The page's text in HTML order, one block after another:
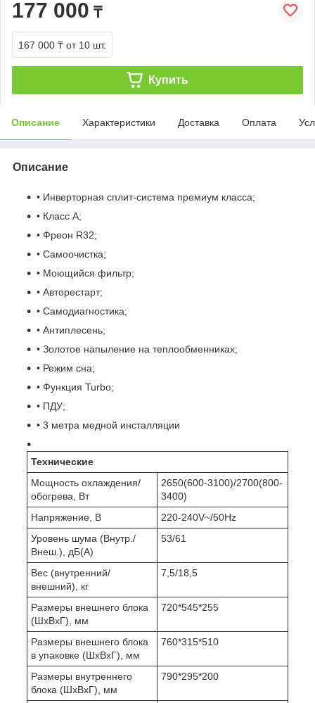
177 000 ₸
167 000 ₸ от 10 шт.
Купить
Описание Характеристики Доставка Оплата
Описание
• Инверторная сплит-система премиум класса;
• Класс А;
• Фреон R32;
• Самоочистка;
• Моющийся фильтр;
• Авторестарт;
• Самодиагностика;
• Антиплесень;
• Золотое напыление на теплообменниках;
• Режим сна;
• Функция Turbo;
• ПДУ;
• 3 метра медной инсталляции
Технические
Мощность охлаждения/
обогрева, Вт
2650(600-3100)/2700(800-
3400)
Напряжение, В
220-240V~/50Hz
Уровень шума (Внутр./
Внеш.), дБ(А)
53/61
Вес (внутренний/
внешний), кг
7,5/18,5
Размеры внешнего блока
(ШхВхГ), мм
720*545*255
Размеры внешнего блока
в упаковке (ШхВхГ), мм
760*315*510
Размеры внутреннего
блока (ШхВхГ), мм
790*295*200